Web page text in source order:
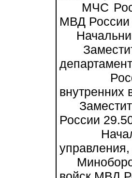
МЧС
МВД России
России,
внутренних
России